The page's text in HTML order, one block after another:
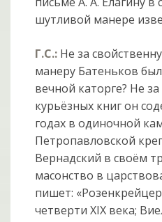
шутливой манере
Г.С.: Не за
манеру Батеньков
вечной каторге? Не
курьёзных книг он
годах в одиночной
Петропавловской
Вернадский в своём
масонство в
пишет:
четверти XIX века;